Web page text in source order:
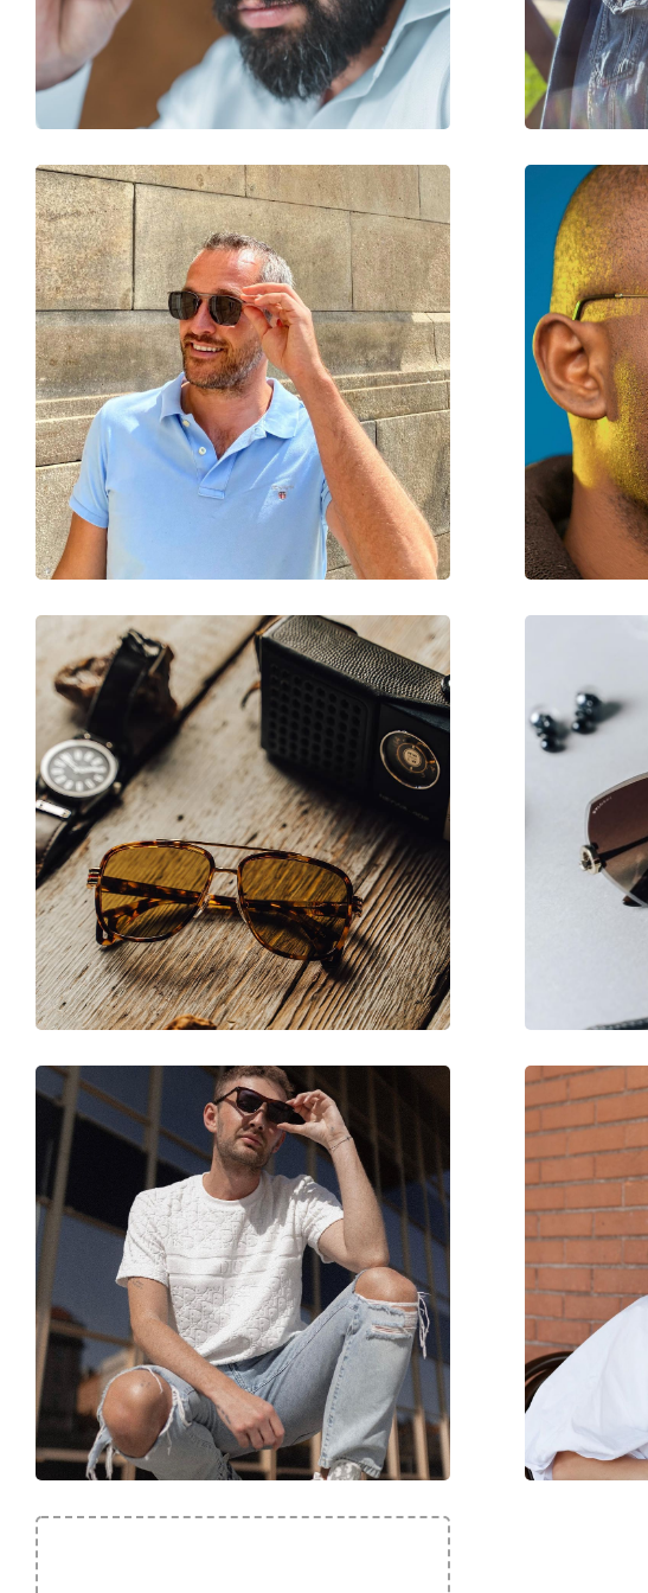
Γέφυρα:
17 mm
Βάρος:
130 γρ
Ρυθμιζόμενα μαξιλάρια μύτης:
Όχι
Εύκαμπτη άρθρωση:
Όχι
Αξεσουάρ
Παρέχονται με θήκη:
Ναι
Πανί καθαρισμού:
Ναι
Άλλα
Τύπος:
Γυναικεία
Κατηγορία:
Γυαλιά Ηλίου Επώνυμες Μάρκες
Μάρκα:
Oakley
Χρήση:
Αθλητικά
Αθλητικά:
Πεζοπορία
Κωδικός Προϊόντος / Μοντέλο:
OO 9473 02 56